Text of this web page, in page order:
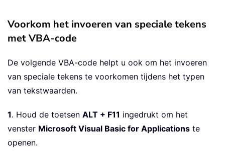
Voorkom het invoeren van speciale tekens
met VBA-code
De volgende VBA-code helpt u ook om het invoeren
van speciale tekens te voorkomen tijdens het typen
van tekstwaarden.
1. Houd de toetsen ALT + F11 ingedrukt om het
venster Microsoft Visual Basic for Applications te
openen.